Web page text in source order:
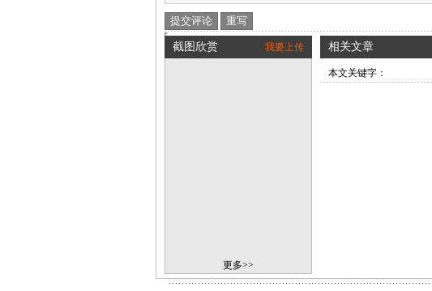
我要上传
截图欣赏
更多>>
相关文章
本文关键字：